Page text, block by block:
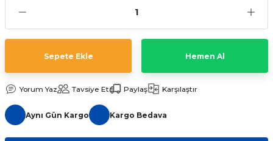
Sepete Ekle Hemen Al
Yorum Yaz Tavsiye Et Paylaş Karşılaştır
Aynı Gün Kargo Kargo Bedava